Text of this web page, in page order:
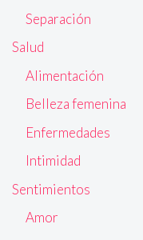
Separación
Salud
Alimentación
Belleza femenina
Enfermedades
Intimidad
Sentimientos
Amor